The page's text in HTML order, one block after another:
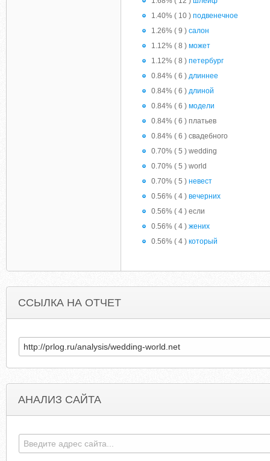
1.40% ( 10 ) подвенечное
1.26% ( 9 ) салон
1.12% ( 8 ) может
1.12% ( 8 ) петербург
0.84% ( 6 ) длиннее
0.84% ( 6 ) длиной
0.84% ( 6 ) модели
0.84% ( 6 ) платьев
0.84% ( 6 ) свадебного
0.70% ( 5 ) wedding
0.70% ( 5 ) world
0.70% ( 5 ) невест
0.56% ( 4 ) вечерних
0.56% ( 4 ) если
0.56% ( 4 ) жених
0.56% ( 4 ) который
ССЫЛКА НА ОТЧЕТ
АНАЛИЗ САЙТА